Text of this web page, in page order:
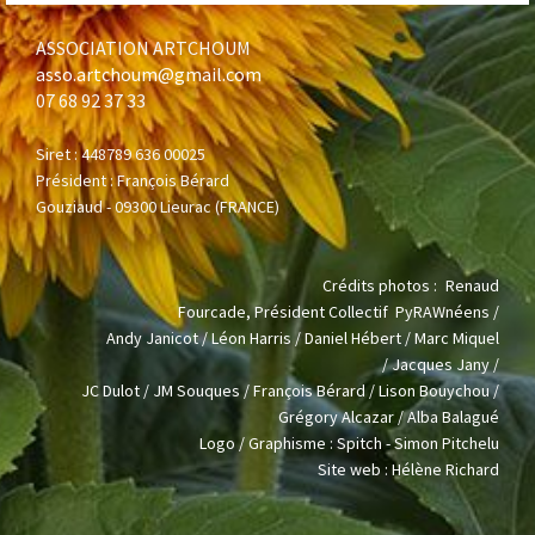
ASSOCIATION ARTCHOUM
asso.artchoum@gmail.com
07 68 92 37 33
Siret : 448789 636 00025
Président : François Bérard
Gouziaud -09300 Lieurac (FRANCE)
Crédits photos : Renaud
Fourcade,PrésidentCollectif PyRAWnéens /
Andy Janicot / Léon Harris / Daniel Hébert / Marc Miquel
/Jacques Jany /
JC Dulot / JM Souques / François Bérard / Lison Bouychou /
Grégory Alcazar / Alba Balagué
Logo / Graphisme : Spitch - Simon Pitchelu
Site web : Hélène Richard